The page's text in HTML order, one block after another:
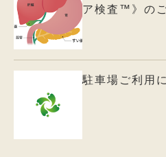
ア検査™》の
駐車場ご利用